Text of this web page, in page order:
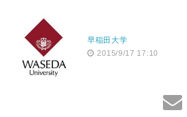
早稲田大学
2015/9/17 17:10